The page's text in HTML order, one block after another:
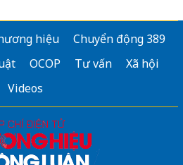
hiệu
Chuyển động 389
OCOP Tư vấn
Xã hội
Videos